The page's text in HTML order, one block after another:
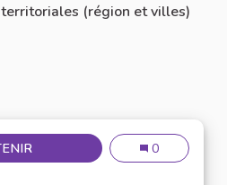
(région et villes)
N°43 : AMÉLIORER LES
N°43 :
0